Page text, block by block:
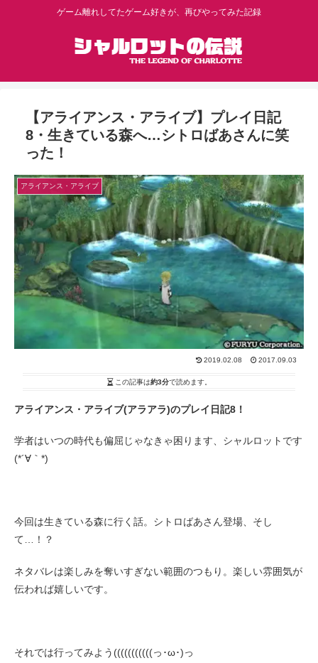
ゲーム離れしてたゲーム好きが、再びやってみた記録
【アライアンス・アライブ】プレイ日記
8・生きている森へ…シトロばあさんに笑
った！
アライアンス・アライブ
2019.02.08 2017.09.03
この記事は約3分で読めます。
アライアンス・アライブ(アラアラ)のプレイ日記8！
学者はいつの時代も偏屈じゃなきゃ困ります、シャルロットです
(*´∀｀*)
今回は生きている森に行く話。シトロばあさん登場、そし
て…！？
ネタバレは楽しみを奪いすぎない範囲のつもり。楽しい雰囲気が
伝われば嬉しいです。
それでは行ってみよう(((((((((((っ･ω･)っ